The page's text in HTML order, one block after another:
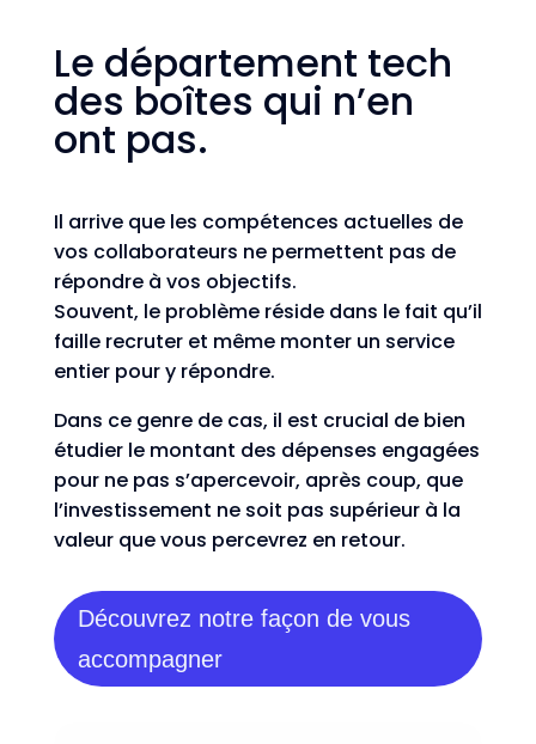
Le département tech
des boîtes qui n’en
ont pas.
Il arrive que les compétences actuelles de
vos collaborateurs ne permettent pas de
répondre à vos objectifs.
Souvent, le problème réside dans le fait qu’il
faille recruter et même monter un service
entier pour y répondre.
Dans ce genre de cas, il est crucial de bien
étudier le montant des dépenses engagées
pour ne pas s’apercevoir, après coup, que
l’investissement ne soit pas supérieur à la
valeur que vous percevrez en retour.
Découvrez notre façon de vous
accompagner